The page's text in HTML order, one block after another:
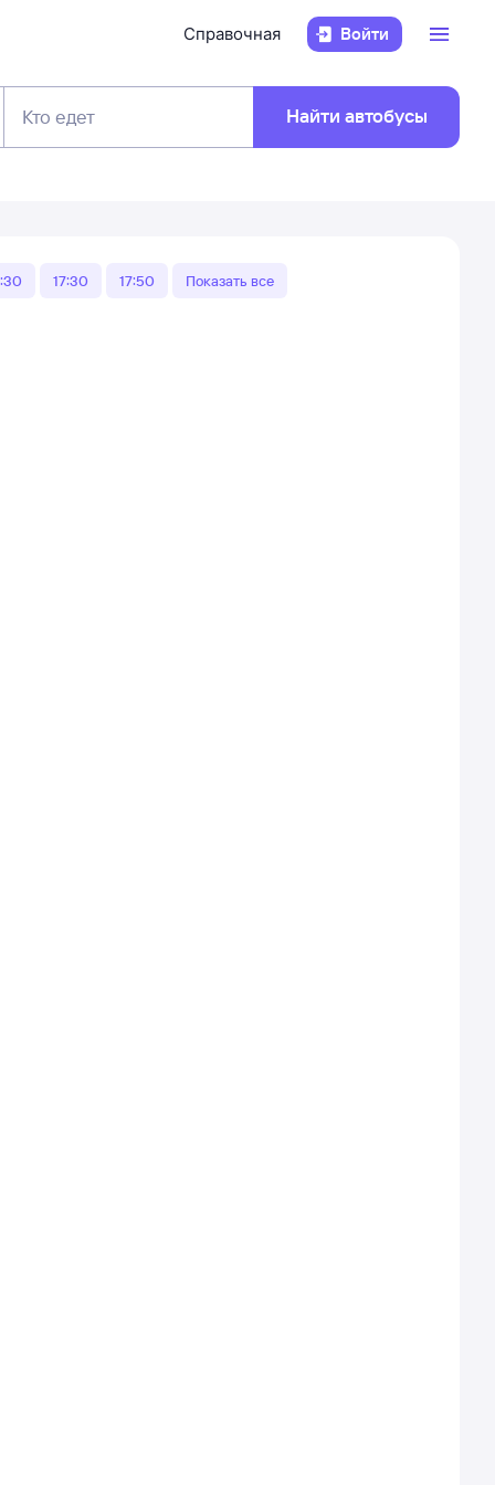
Справочная Войти
Кто едет Найти автобусы
17:30 17:50 Показать все